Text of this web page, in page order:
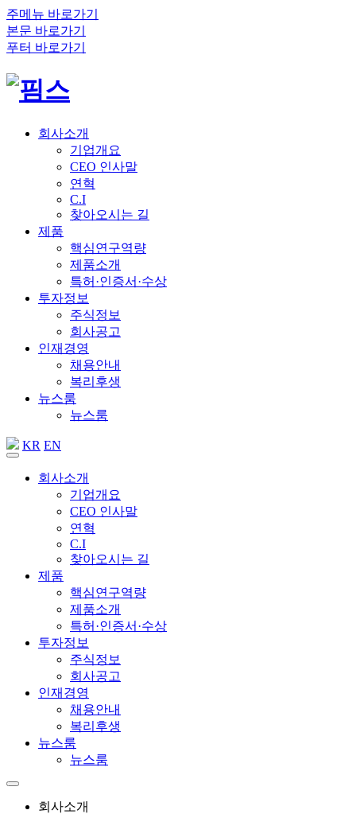
주메뉴 바로가기
본문 바로가기
푸터 바로가기
회사소개
기업개요
CEO 인사말
연혁
C.I
찾아오시는 길
제품
핵심연구역량
제품소개
특허·인증서·수상
투자정보
주식정보
회사공고
인재경영
채용안내
복리후생
뉴스룸
뉴스룸
KR EN
회사소개
기업개요
CEO 인사말
연혁
C.I
찾아오시는 길
제품
핵심연구역량
제품소개
특허·인증서·수상
투자정보
주식정보
회사공고
인재경영
채용안내
복리후생
뉴스룸
뉴스룸
회사소개